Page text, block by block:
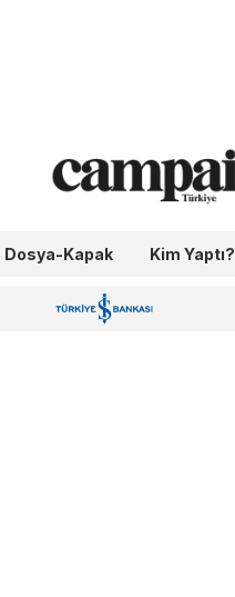
Dosya-Kapak Kim Yaptı?
İş Bankası 100.Yıl